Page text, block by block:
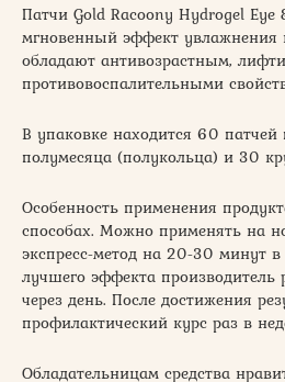
Патчи Gold Racoony Hydrogel
мгновенный эффект увлажнения
обладают антивозрастным,
противовоспалительными
В упаковке находится 60
полумесяца (полукольца) и 30
Особенность применения
способах. Можно применять на
экспресс-метод на 20-30 минут
лучшего эффекта производитель
через день. После достижения
профилактический курс раз в
Обладательницам средства